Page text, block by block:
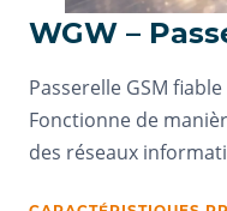
WGW –
Passerelle GSM
Fonctionne de
des réseaux